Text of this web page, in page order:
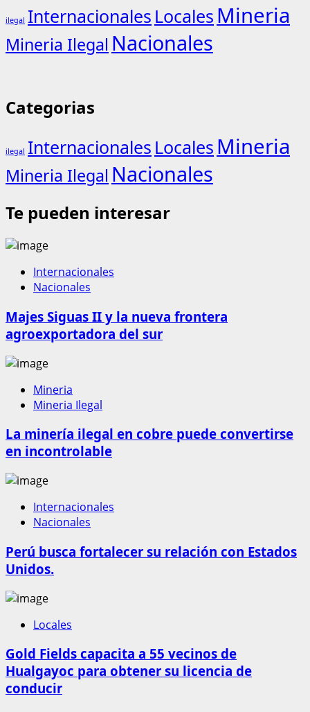
ilegal Internacionales Locales Mineria
Mineria Ilegal Nacionales
Categorias
ilegal Internacionales Locales Mineria
Mineria Ilegal Nacionales
Te pueden interesar
Internacionales
Nacionales
Majes Siguas II y la nueva frontera
agroexportadora del sur
Mineria
Mineria Ilegal
La minería ilegal en cobre puede convertirse
en incontrolable
Internacionales
Nacionales
Perú busca fortalecer su relación con Estados
Unidos.
Locales
Gold Fields capacita a 55 vecinos de
Hualgayoc para obtener su licencia de
conducir